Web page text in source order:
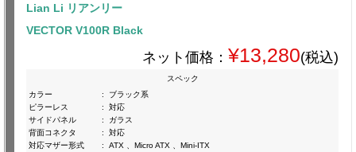
Lian Li リアンリー
VECTOR V100R Black
ネット価格： ¥13,280(税込)
スペック
カラー
:
ブラック系
ピラーレス
:
対応
サイドパネル
:
ガラス
背面コネクタ
:
対応
対応マザー形式
:
ATX 、Micro ATX 、Mini-ITX